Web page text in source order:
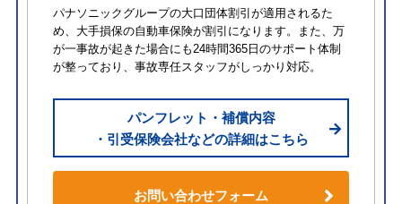
パナソニックグループの大口団体割引が適用されるた
め、⼤⼿損保の自動車保険が割引になります。また、万
が一事故が起きた場合にも24時間365日のサポート体制
が整っており、事故専任スタッフがしっかり対応。
パンフレット・補償内容
・引受保険会社などの詳細はこちら
お問い合わせフォーム